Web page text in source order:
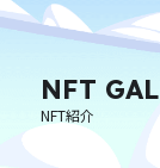
NFT
NFT紹介